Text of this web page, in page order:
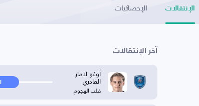
الإنتقالات الإحصائيات
آخر الإنتقالات
أوغو لامار
القادري
قلب الهجوم